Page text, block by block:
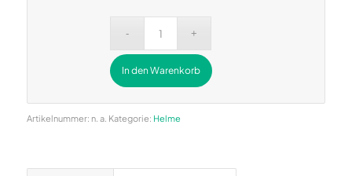
In den Warenkorb
Artikelnummer: n. a. Kategorie: Helme